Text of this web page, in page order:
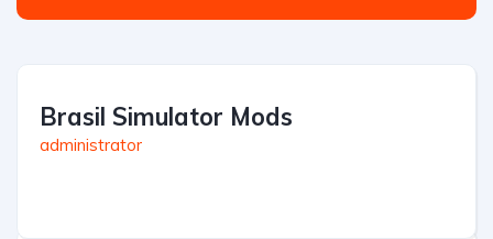
Brasil Simulator Mods
administrator